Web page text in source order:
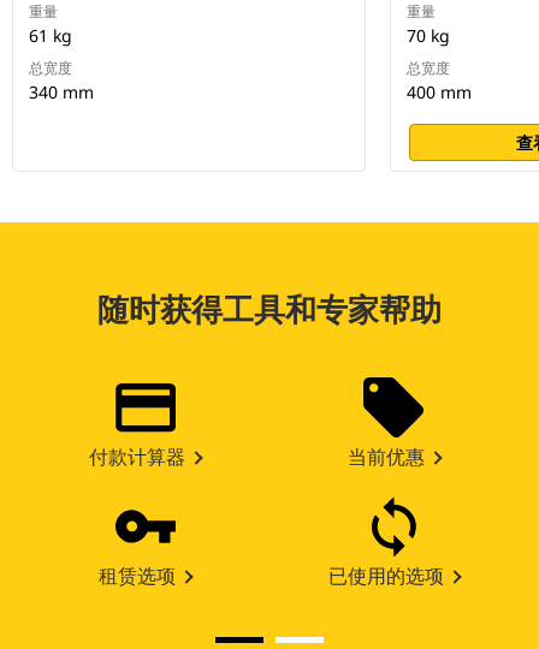
重量
61 kg
总宽度
340 mm
重量
70 kg
总宽度
400 mm
查
随时获得工具和专家帮助
付款计算器 当前优惠
租赁选项 已使用的选项